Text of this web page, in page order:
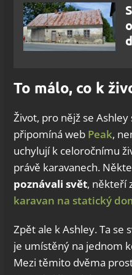
To málo, co k
Život, pro nějž se
připomíná web Peak,
uchylují k celoročnímu
právě karavanech.
poznávali svět, někteří
karavan na statický
Zpět ale k Ashley. Ta se
je umístěný na jednom
Mezi těmito dvěma